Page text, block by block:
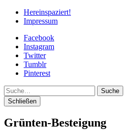
Hereinspaziert!
Impressum
Facebook
Instagram
Twitter
Tumblr
Pinterest
Suche
Schließen
Grünten-Besteigung